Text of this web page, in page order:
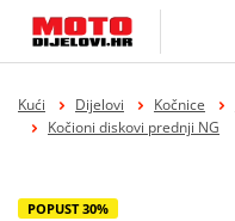
Kući Dijelovi Kočnice
Kočioni diskovi prednji NG
POPUST 30%